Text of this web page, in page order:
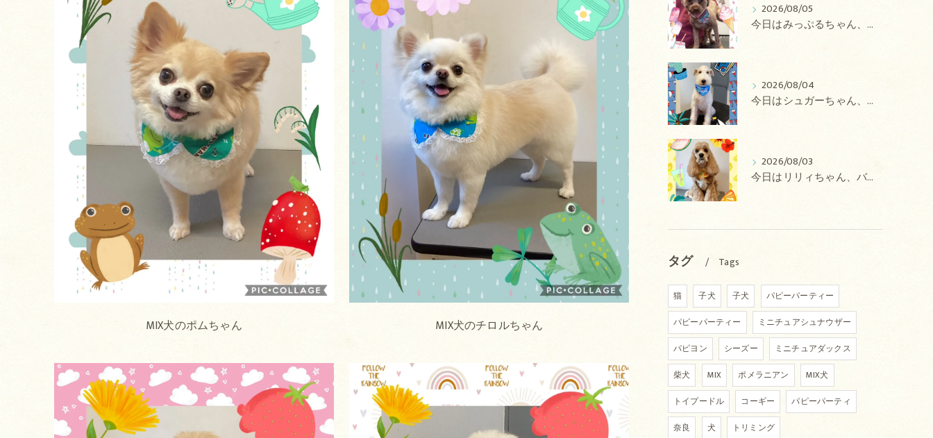
MIX犬のポムちゃん MIX犬のチロルちゃん
2026/08/05
今日はみっぷるちゃん、アトムちゃん、こたろうちゃん、ルルちゃん、アンジュちゃん、がぶちゃんのトリミングの紹介です【奈良のエース動物病院】
2026/08/04
今日はシュガーちゃん、あずきちゃん、ミルキーちゃん、コロンちゃん、ココちゃんのトリミングの紹介です【奈良のエース動物病院】
2026/08/03
今日はリリィちゃん、バディちゃん、プティちゃん、ナッツちゃん、レンちゃんのトリミングの紹介です【奈良のエース動物病院】
タグ Tags
猫 子犬 子犬
パピーパーティー
パピーパーティー
ミニチュアシュナウザー
パピヨン
シーズー
ミニチュアダックス
柴犬
MIX ポメラニアン
MIX犬
トイプードル
コーギー
パピーパーティ
奈良
犬
トリミング